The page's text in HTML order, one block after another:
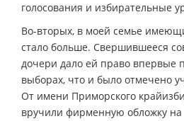
голосования и избирательные
Во-вторых, в моей семье
стало больше. Свершившееся
дочери дало ей право впервые
выборах, что и было отмечено
От имени Приморского
вручили фирменную обложку на